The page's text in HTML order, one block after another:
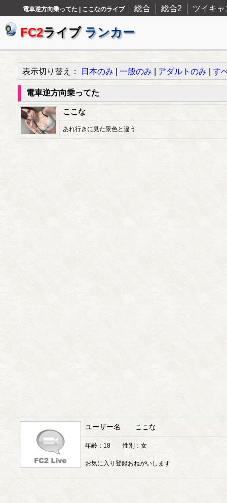
電車逆方向乗ってた | ここなのライブ 総合 総合2 ツイキャ
FC2ライブ ランカー
表示切り替え： 日本のみ 一般のみ アダルトのみ す
電車逆方向乗ってた
ここな
あれ行きに見た景色と違う
ユーザー名 ここな
年齢：18 性別：女
お気に入り登録おねがいします